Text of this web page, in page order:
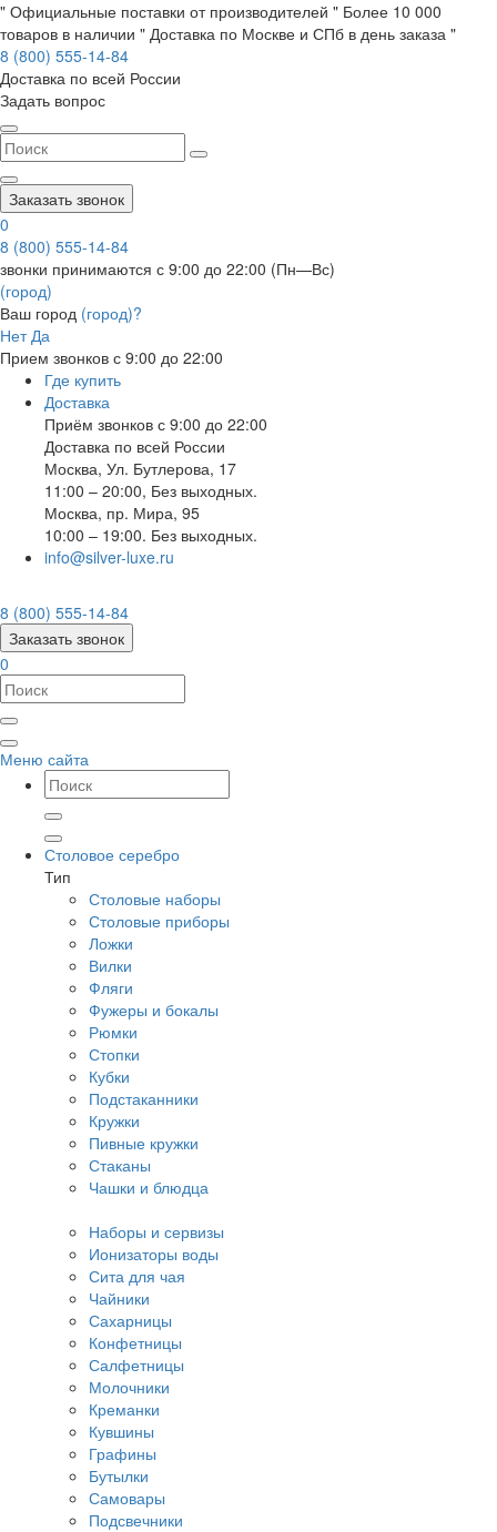
" Официальные поставки от производителей " Более 10 000
товаров в наличии " Доставка по Москве и СПб в день заказа "
8 (800) 555-14-84
Доставка по всей России
Задать вопрос
Заказать звонок
0
8 (800) 555-14-84
звонки принимаются с 9:00 до 22:00 (Пн—Вс)
(город)
Ваш город (город)?
Нет Да
Прием звонков с 9:00 до 22:00
Где купить
Доставка
Приём звонков с 9:00 до 22:00
Доставка по всей России
Москва, Ул. Бутлерова, 17
11:00 – 20:00, Без выходных.
Москва, пр. Мира, 95
10:00 – 19:00. Без выходных.
info@silver-luxe.ru
8 (800) 555-14-84
Заказать звонок
0
Меню сайта
Столовое серебро
Тип
Столовые наборы
Столовые приборы
Ложки
Вилки
Фляги
Фужеры и бокалы
Рюмки
Стопки
Кубки
Подстаканники
Кружки
Пивные кружки
Стаканы
Чашки и блюдца
Наборы и сервизы
Ионизаторы воды
Сита для чая
Чайники
Сахарницы
Конфетницы
Салфетницы
Молочники
Креманки
Кувшины
Графины
Бутылки
Самовары
Подсвечники